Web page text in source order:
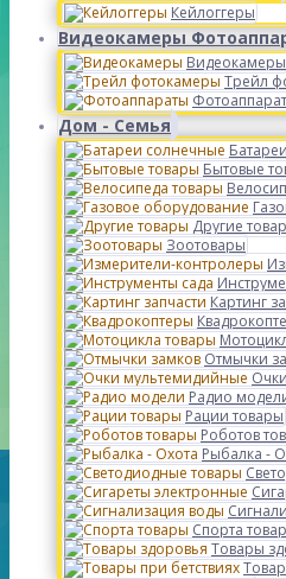
Кейлоггеры
Видеокамеры
Видеокамеры
Трейл
Дом - Семья
Бытовые
Другие
Зоотовары
Картинг
Отмычки
Радио
Рации товары
Роботов
Рыбалка -
Спорта
Товары